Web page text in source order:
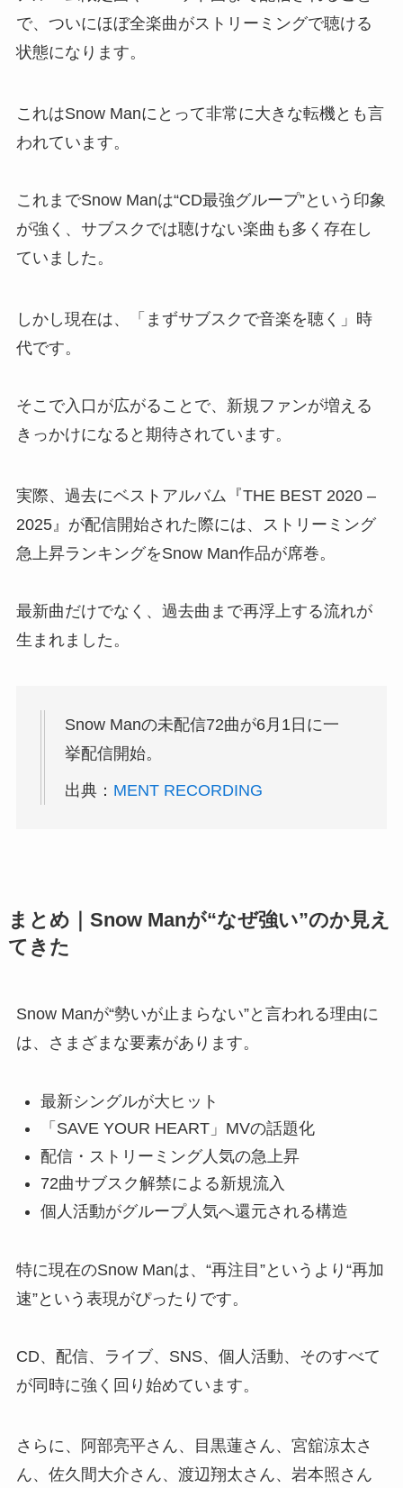
で、ついにほぼ全楽曲がストリーミングで聴ける
状態になります。
これはSnow Manにとって非常に大きな転機とも言
われています。
これまでSnow Manは“CD最強グループ”という印象
が強く、サブスクでは聴けない楽曲も多く存在し
ていました。
しかし現在は、「まずサブスクで音楽を聴く」時
代です。
そこで入口が広がることで、新規ファンが増える
きっかけになると期待されています。
実際、過去にベストアルバム『THE BEST 2020 –
2025』が配信開始された際には、ストリーミング
急上昇ランキングをSnow Man作品が席巻。
最新曲だけでなく、過去曲まで再浮上する流れが
生まれました。
Snow Manの未配信72曲が6月1日に一
挙配信開始。
出典： MENT RECORDING
まとめ｜Snow Manが“なぜ強い”のか見え
てきた
Snow Manが“勢いが止まらない”と言われる理由に
は、さまざまな要素があります。
最新シングルが大ヒット
「SAVE YOUR HEART」MVの話題化
配信・ストリーミング人気の急上昇
72曲サブスク解禁による新規流入
個人活動がグループ人気へ還元される構造
特に現在のSnow Manは、“再注目”というより“再加
速”という表現がぴったりです。
CD、配信、ライブ、SNS、個人活動、そのすべて
が同時に強く回り始めています。
さらに、阿部亮平さん、目黒蓮さん、宮舘涼太さ
ん、佐久間大介さん、渡辺翔太さん、岩本照さん